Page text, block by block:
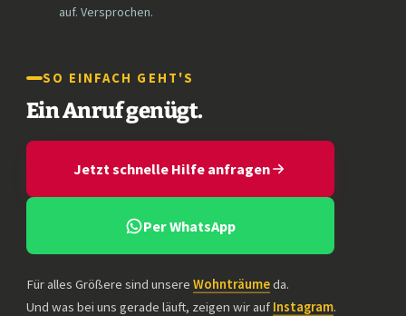
auf. Versprochen.
SO EINFACH GEHT'S
Ein Anruf genügt.
Jetzt schnelle Hilfe anfragen
Per WhatsApp
Für alles Größere sind unsere Wohnträumeda.
Und was bei uns gerade läuft, zeigen wir auf Instagram.